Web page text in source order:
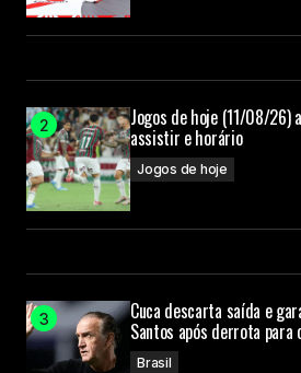
Jogos de hoje (11/08/26)
assistir e horário
Jogos de hoje
Cuca descarta saída e
Santos após derrota
Brasil